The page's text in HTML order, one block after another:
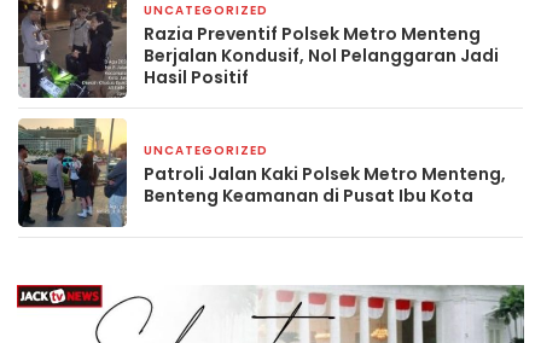
UNCATEGORIZED
Razia Preventif Polsek Metro Menteng
Berjalan Kondusif, Nol Pelanggaran Jadi
Hasil Positif
UNCATEGORIZED
Patroli Jalan Kaki Polsek Metro Menteng,
Benteng Keamanan di Pusat Ibu Kota